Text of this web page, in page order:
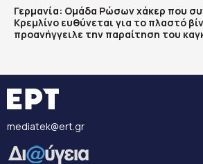
Γερμανία: Ομάδα Ρώσων χάκερ που
Κρεμλίνο ευθύνεται για το πλαστό
προανήγγειλε την παραίτηση του
mediatek@ert.gr